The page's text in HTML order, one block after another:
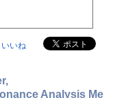
いいね
Analysis Me